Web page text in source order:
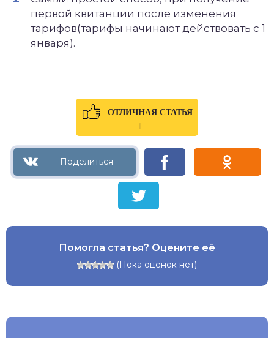
первой квитанции после изменения
тарифов(тарифы начинают действовать с 1
января).
ОТЛИЧНАЯ СТАТЬЯ
Помогла статья? Оцените её
(Пока оценок нет)